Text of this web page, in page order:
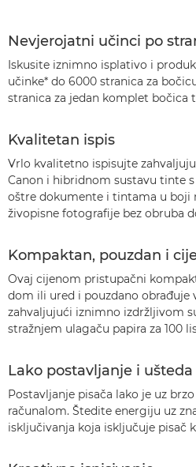
Nevjerojatni učinci po
Iskusite iznimno isplativo i
učinke* do 6000 stranica za
stranica za jedan komplet bočica
Kvalitetan ispis
Vrlo kvalitetno ispisujte
Canon i hibridnom sustavu tinte
oštre dokumente i tintama u boji
živopisne fotografije bez obruba
Kompaktan, pouzdan i
Ovaj cijenom pristupačni
dom ili ured i pouzdano obrađuje
zahvaljujući iznimno izdržljivom
stražnjem ulagaču papira za 100
Lako postavljanje i
Postavljanje pisača lako je uz
računalom. Štedite energiju uz
isključivanja koja isključuje pisač